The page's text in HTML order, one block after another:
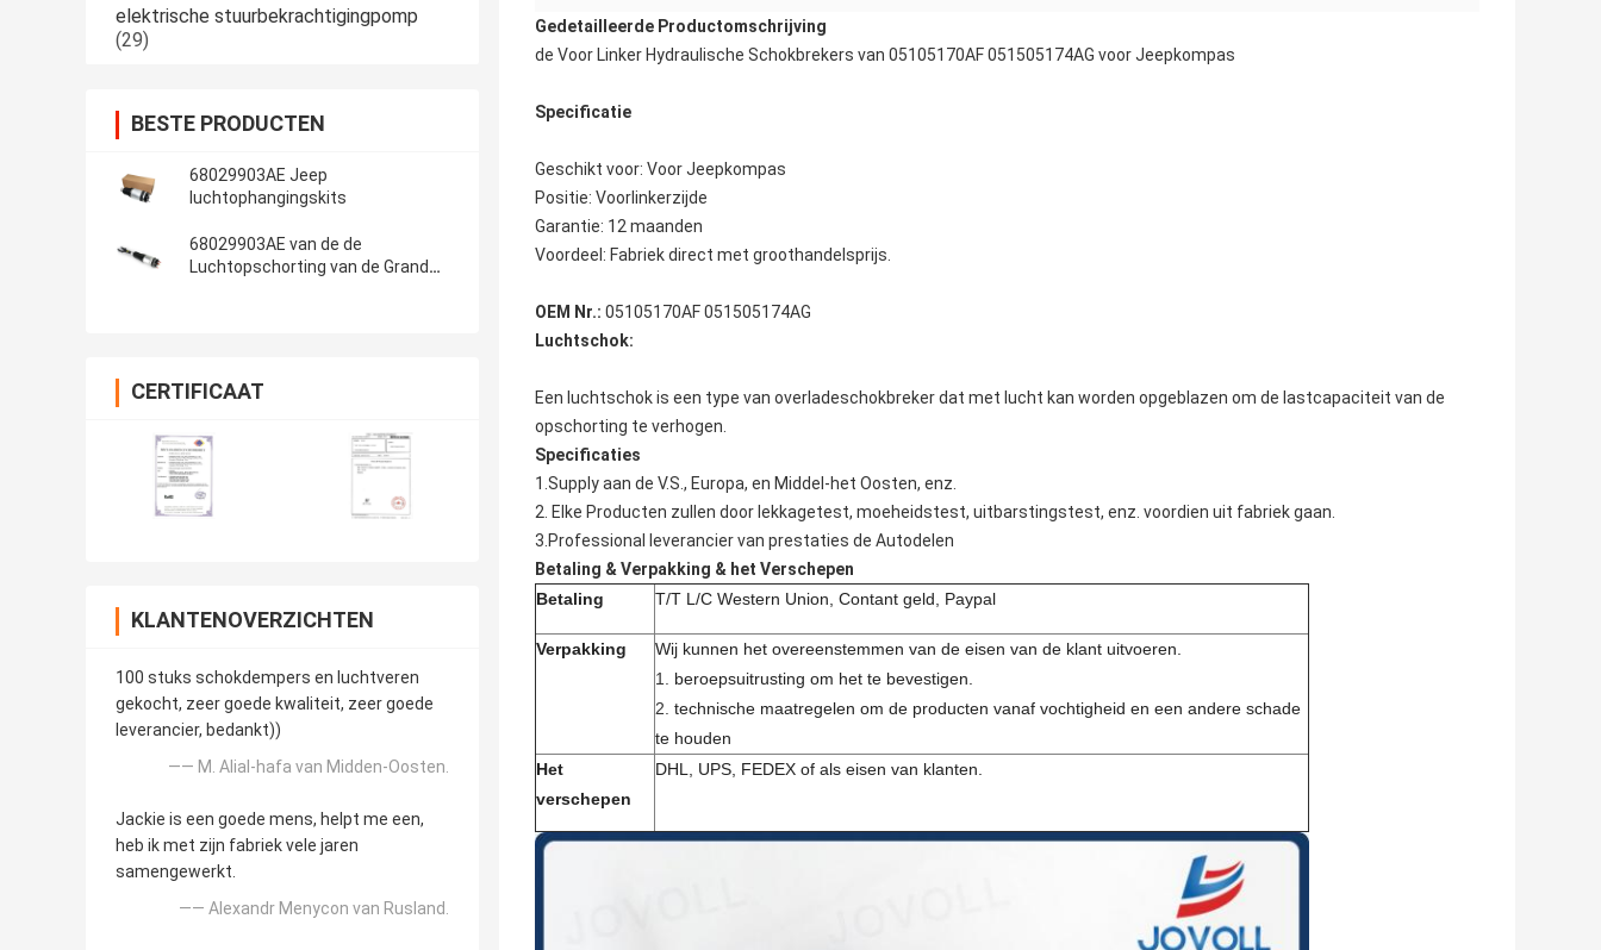
elektrische stuurbekrachtigingpomp
(29)
BESTE PRODUCTEN
68029903AE Jeep
luchtophangingskits
68029903AE van de de
Luchtopschorting van de Grand
CERTIFICAAT
KLANTENOVERZICHTEN
100 stuks schokdempers en luchtveren
gekocht, zeer goede kwaliteit, zeer goede
leverancier, bedankt))
—— M. Alial-hafa van Midden-Oosten.
Jackie is een goede mens, helpt me een,
heb ik met zijn fabriek vele jaren
samengewerkt.
—— Alexandr Menycon van Rusland.
Gedetailleerde Productomschrijving
de Voor Linker Hydraulische Schokbrekers van 05105170AF 051505174AG voor Jeepkompas
Specificatie
Geschikt voor: Voor Jeepkompas
Positie: Voorlinkerzijde
Garantie: 12 maanden
Voordeel: Fabriek direct met groothandelsprijs.
OEM Nr.: 05105170AF 051505174AG
Luchtschok:
Een luchtschok is een type van overladeschokbreker dat met lucht kan worden opgeblazen om de lastcapaciteit van de
opschorting te verhogen.
Specificaties
1.Supply aan de V.S., Europa, en Middel-het Oosten, enz.
2. Elke Producten zullen door lekkagetest, moeheidstest, uitbarstingstest, enz. voordien uit fabriek gaan.
3.Professional leverancier van prestaties de Autodelen
Betaling & Verpakking & het Verschepen
Betaling
T/T L/C Western Union, Contant geld, Paypal
Verpakking
Wij kunnen het overeenstemmen van de eisen van de klant uitvoeren.
1. beroepsuitrusting om het te bevestigen.
2. technische maatregelen om de producten vanaf vochtigheid en een andere schade
te houden
Het
verschepen
DHL, UPS, FEDEX of als eisen van klanten.